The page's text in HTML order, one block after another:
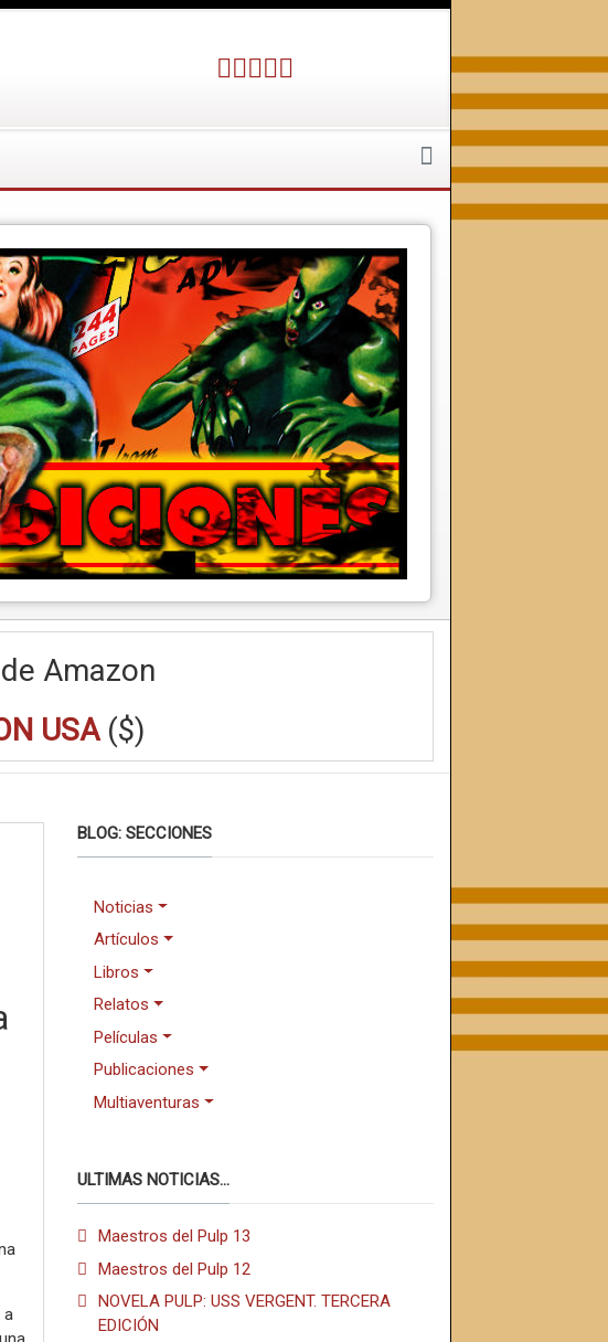
Amazon
USA($)
a
BLOG: SECCIONES
Noticias
Artículos
Libros
Relatos
Películas
Publicaciones
Multiaventuras
ULTIMAS NOTICIAS...
Maestros del Pulp 13
Maestros del Pulp 12
NOVELA PULP: USS VERGENT. TERCERA
EDICIÓN